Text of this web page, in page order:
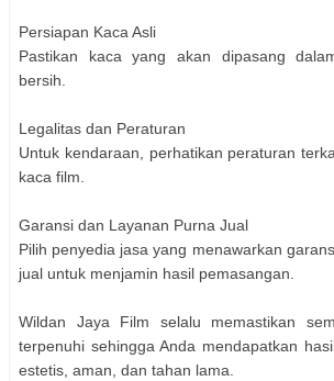
Persiapan Kaca Asli
Pastikan kaca yang akan dipasang
bersih.
Legalitas dan Peraturan
Untuk kendaraan, perhatikan peraturan
kaca film.
Garansi dan Layanan Purna Jual
Pilih penyedia jasa yang menawarkan
jual untuk menjamin hasil pemasangan.
Wildan Jaya Film selalu memastikan
terpenuhi sehingga Anda mendapatkan
estetis, aman, dan tahan lama.